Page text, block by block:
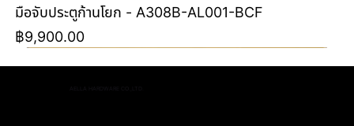
มือจับประตูก้านโยก - A308B-AL001-BCF
ราคา
฿9,900.00
Special Order
Special Order
NEW
NEW
NEW
NEW
NEW
NEW
Special Color By Order
NEW
NEW
NEW
NEW